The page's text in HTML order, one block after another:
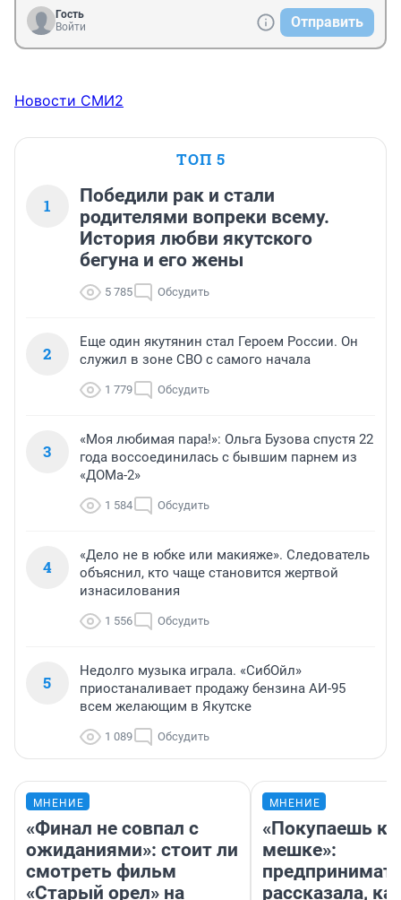
Гость
Войти
Отправить
Новости СМИ2
ТОП 5
1
Победили рак и стали
родителями вопреки всему.
История любви якутского
бегуна и его жены
5 785 Обсудить
2
Еще один якутянин стал Героем России. Он
служил в зоне СВО с самого начала
1 779 Обсудить
3
«Моя любимая пара!»: Ольга Бузова спустя 22
года воссоединилась с бывшим парнем из
«ДОМа-2»
1 584 Обсудить
4
«Дело не в юбке или макияже». Следователь
объяснил, кто чаще становится жертвой
изнасилования
1 556 Обсудить
5
Недолго музыка играла. «СибОйл»
приостаналивает продажу бензина АИ-95
всем желающим в Якутске
1 089 Обсудить
МНЕНИЕ
«Финал не совпал с
ожиданиями»: стоит ли
смотреть фильм
«Старый орел» на
МНЕНИЕ
«Покупаешь
мешке»:
рассказала,